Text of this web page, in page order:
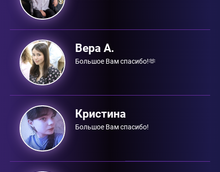
Вера А.
Большое Вам спасибо!🫶
Кристина
Большое Вам спасибо!